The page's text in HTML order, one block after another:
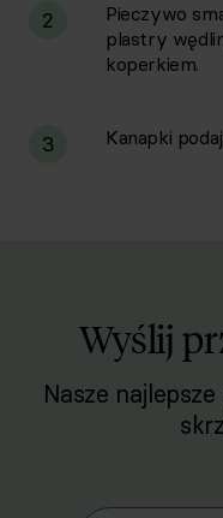
2
Pieczywo
plastry
koperkiem.
3 Kanapki
Wyślij
Nasze
Zapisz się do